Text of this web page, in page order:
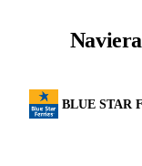
BLUE STAR